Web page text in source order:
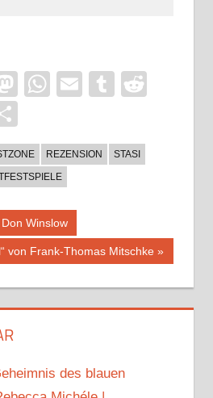
Mastodon
WhatsApp
EmailTumblr
REZENSION
STASI
Don Winslow
von Frank-Thomas Mitschke
des blauen